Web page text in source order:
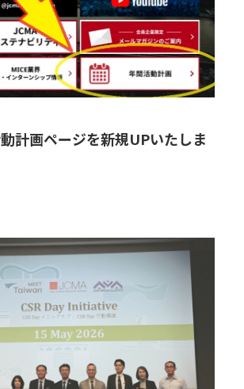
計画ページを新規UPいたしま